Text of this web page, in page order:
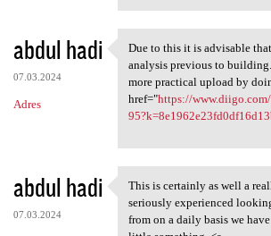
abdul hadi
07.03.2024
Adres
Due to this it is
Due to this it is advisable
analysis previous to
more practical upload by
href="https://
abdul hadi
07.03.2024
This is certainly as
This is certainly as well a
seriously experienced
from on a daily basis we